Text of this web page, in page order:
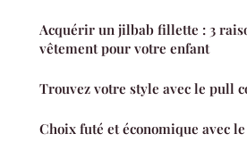
Acquérir un jilbab fillette : 3
vêtement pour votre enfant
Trouvez votre style avec le pull
Choix futé et économique avec